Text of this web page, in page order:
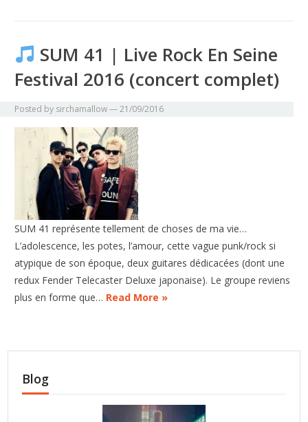
SUM 41 | Live Rock En Seine
Festival 2016 (concert complet)
Posted by sirchamallow—21/09/2016
SUM 41 représente tellement de choses de ma vie…
L’adolescence, les potes, l’amour, cette vague punk/rock si
atypique de son époque, deux guitares dédicacées (dont une
redux Fender Telecaster Deluxe japonaise). Le groupe reviens
plus en forme que… Read More »
Blog